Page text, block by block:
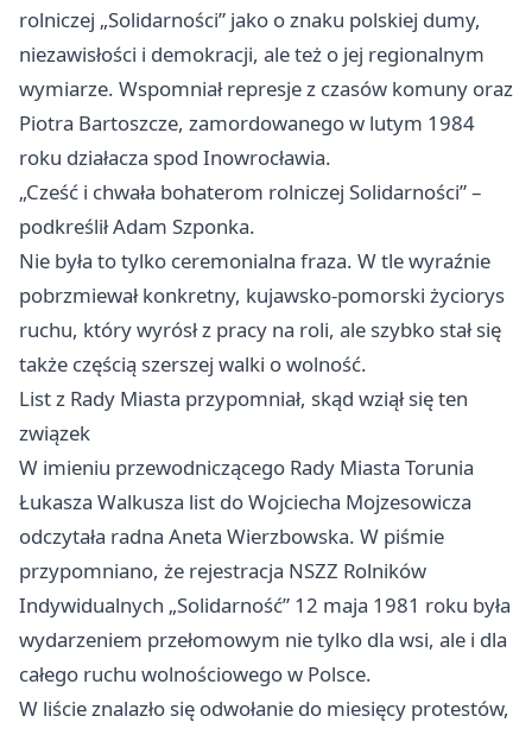
rolniczej „Solidarności” jako o znaku polskiej dumy,
niezawisłości i demokracji, ale też o jej regionalnym
wymiarze. Wspomniał represje z czasów komuny oraz
Piotra Bartoszcze, zamordowanego w lutym 1984
roku działacza spod Inowrocławia.
„Cześć i chwała bohaterom rolniczej Solidarności” –
podkreślił Adam Szponka.
Nie była to tylko ceremonialna fraza. W tle wyraźnie
pobrzmiewał konkretny, kujawsko-pomorski życiorys
ruchu, który wyrósł z pracy na roli, ale szybko stał się
także częścią szerszej walki o wolność.
List z Rady Miasta przypomniał, skąd wziął się ten
związek
W imieniu przewodniczącego Rady Miasta Torunia
Łukasza Walkusza list do Wojciecha Mojzesowicza
odczytała radna Aneta Wierzbowska. W piśmie
przypomniano, że rejestracja NSZZ Rolników
Indywidualnych „Solidarność” 12 maja 1981 roku była
wydarzeniem przełomowym nie tylko dla wsi, ale i dla
całego ruchu wolnościowego w Polsce.
W liście znalazło się odwołanie do miesięcy protestów,